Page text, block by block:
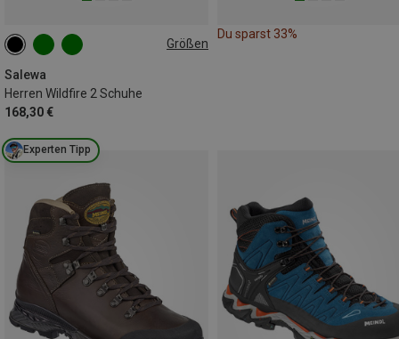
Größen
Salewa
Herren Wildfire 2 Schuhe
168,30 €
Du sparst 33%
Experten Tipp